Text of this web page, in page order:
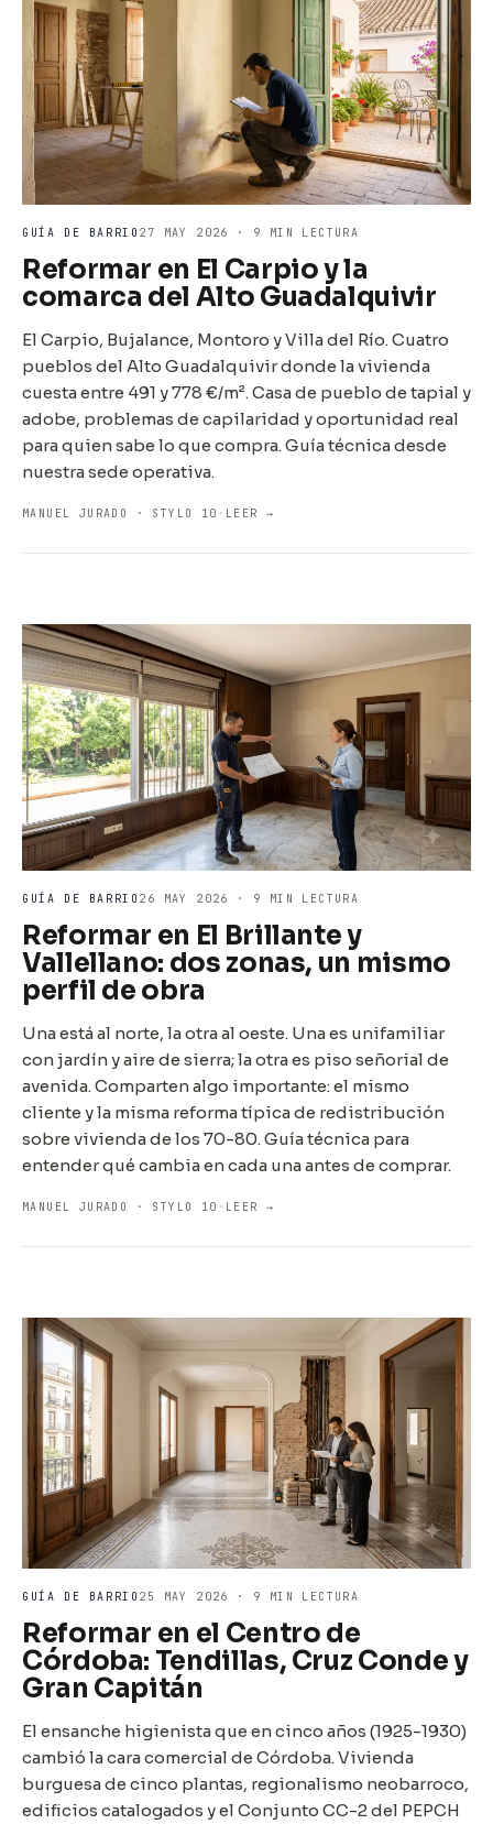
GUÍA DE BARRIO 27 MAY 2026 · 9 MIN LECTURA
Reformar en El Carpio y la
comarca del Alto Guadalquivir
El Carpio, Bujalance, Montoro y Villa del Río. Cuatro
pueblos del Alto Guadalquivir donde la vivienda
cuesta entre 491 y 778 €/m². Casa de pueblo de tapial y
adobe, problemas de capilaridad y oportunidad real
para quien sabe lo que compra. Guía técnica desde
nuestra sede operativa.
MANUEL JURADO · STYLO 10 · LEER →
GUÍA DE BARRIO 26 MAY 2026 · 9 MIN LECTURA
Reformar en El Brillante y
Vallellano: dos zonas, un mismo
perfil de obra
Una está al norte, la otra al oeste. Una es unifamiliar
con jardín y aire de sierra; la otra es piso señorial de
avenida. Comparten algo importante: el mismo
cliente y la misma reforma típica de redistribución
sobre vivienda de los 70-80. Guía técnica para
entender qué cambia en cada una antes de comprar.
MANUEL JURADO · STYLO 10 · LEER →
GUÍA DE BARRIO 25 MAY 2026 · 9 MIN LECTURA
Reformar en el Centro de
Córdoba: Tendillas, Cruz Conde y
Gran Capitán
El ensanche higienista que en cinco años (1925-1930)
cambió la cara comercial de Córdoba. Vivienda
burguesa de cinco plantas, regionalismo neobarroco,
edificios catalogados y el Conjunto CC-2 del PEPCH